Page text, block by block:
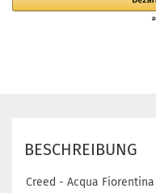
BESCHREIBUNG
Creed - Acqua